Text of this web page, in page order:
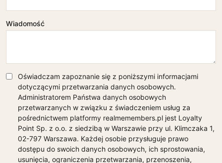
Wiadomość
Oświadczam zapoznanie się z poniższymi informacjami
dotyczącymi przetwarzania danych osobowych.
Administratorem Państwa danych osobowych
przetwarzanych w związku z świadczeniem usług za
pośrednictwem platformy realmemembers.pl jest Loyalty
Point Sp. z o.o. z siedzibą w Warszawie przy ul. Klimczaka 1,
02-797 Warszawa. Każdej osobie przysługuje prawo
dostępu do swoich danych osobowych, ich sprostowania,
usunięcia, ograniczenia przetwarzania, przenoszenia,